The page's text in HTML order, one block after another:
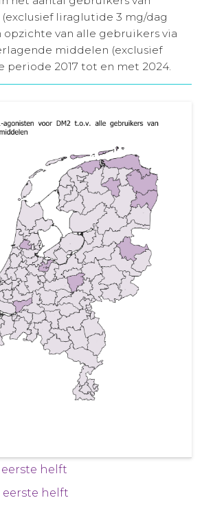
Inloggen
(exclusief liraglutide 3 mg/dag
opzichte van alle gebruikers via
middelen (exclusief
periode 2017 tot en met 2024.
eerste helft
eerste helft